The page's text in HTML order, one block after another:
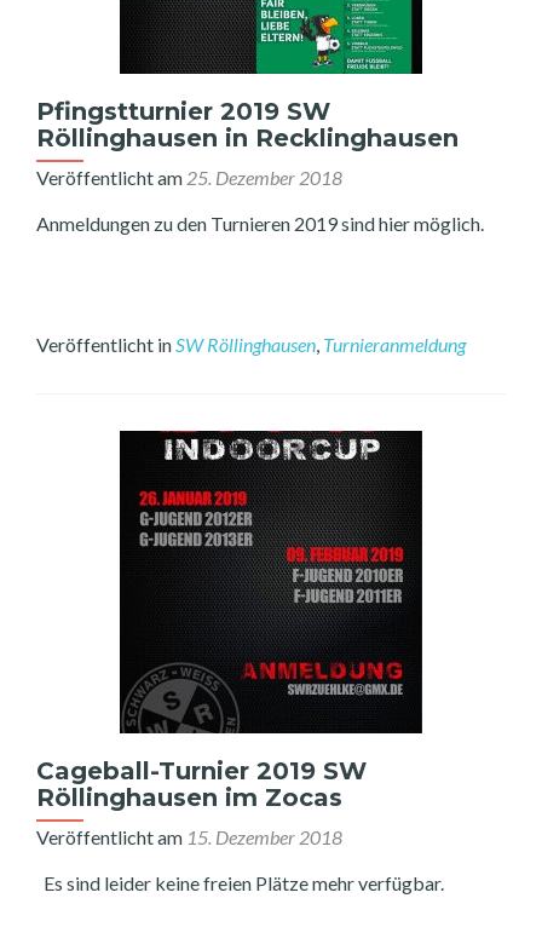
Pfingstturnier 2019 SW
Röllinghausen in Recklinghausen
Veröffentlicht am 25. Dezember 2018
Anmeldungen zu den Turnieren 2019 sind hier möglich.
Veröffentlicht inSW Röllinghausen, Turnieranmeldung
Cageball-Turnier 2019 SW
Röllinghausen im Zocas
Veröffentlicht am 15. Dezember 2018
Es sind leider keine freien Plätze mehr verfügbar.